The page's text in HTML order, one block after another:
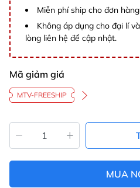
Miễn phí ship cho đơn
Không áp dụng cho đại lí
lòng liên hệ để cập nhật.
Mã giảm giá
MTV-FREESHIP
MUA